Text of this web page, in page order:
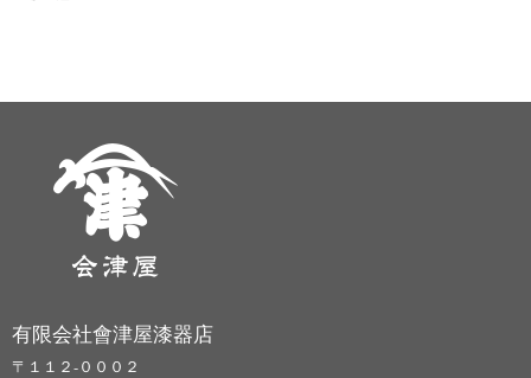
有限会社會津屋漆器店
〒１１２-０００２